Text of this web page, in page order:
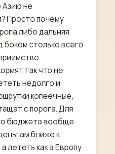
не
Просто почему
либо дальняя
боком столько всего
так что не
недолго и
копеечные,
с порога. Для
бюджета вообще
ближе к
лететь как в Европу.